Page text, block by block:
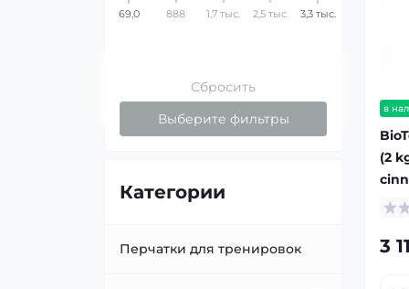
69,0 888 1,7 тыс. 2,5 тыс. 3,3 тыс.
Сбросить
Выберите фильтры
Категории
Перчатки для тренировок
в
(2
3